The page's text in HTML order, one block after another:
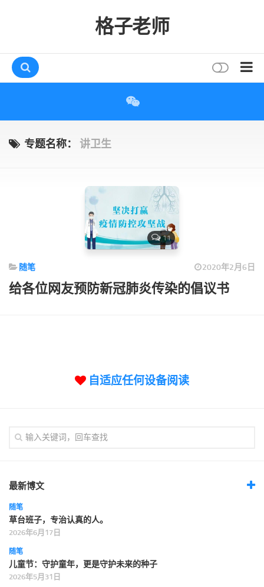
格子老师
互动
标签
论坛
专题名称： 讲卫生
11
随笔 2020年2月6日
给各位网友预防新冠肺炎传染的倡议书
自适应任何设备阅读
最新博文
随笔
草台班子，专治认真的人。
2026年6月17日
随笔
儿童节：守护童年，更是守护未来的种子
2026年5月31日